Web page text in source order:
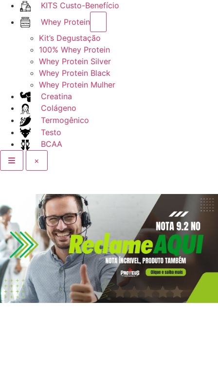
KITS Custo-Benefício
Whey Protein
Kit’s Degustação
100% Whey Protein
Whey Protein Silver
Whey Protein Black
Whey Protein Mulher
Creatina
Colágeno
Termogênico
Testo
BCAA
×